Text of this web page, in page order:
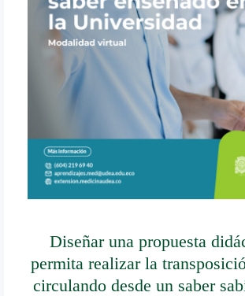
Diseñar una propuesta
permita realizar la
circulando desde un saber